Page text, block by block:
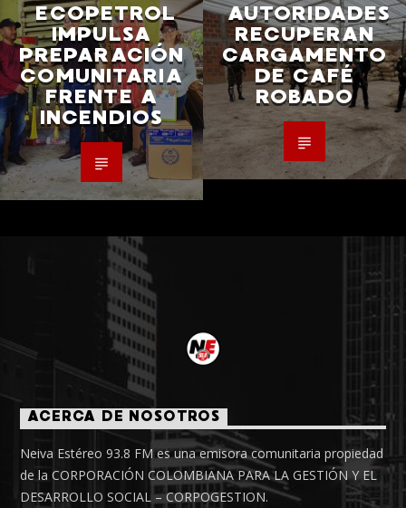
ECOPETROL
IMPULSA
PREPARACIÓN
COMUNITARIA
FRENTE A
INCENDIOS
AUTORIDADES
RECUPERAN
CARGAMENTO
DE CAFÉ
ROBADO
ACERCA DE NOSOTROS
Neiva Estéreo 93.8 FM es una emisora comunitaria propiedad
de la CORPORACIÓN COLOMBIANA PARA LA GESTIÓN Y EL
DESARROLLO SOCIAL – CORPOGESTION.